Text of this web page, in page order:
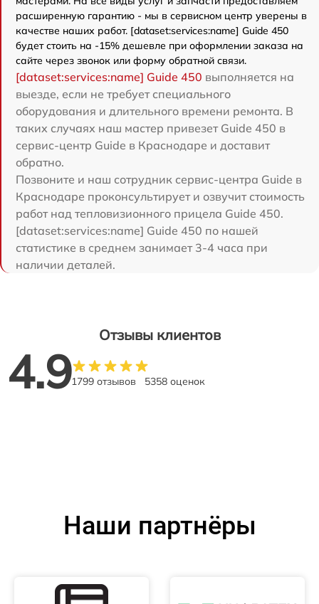
расширенную гарантию - мы в сервисном центр уверены в
качестве наших работ. [dataset:services:name] Guide 450
будет стоить на -15% дешевле при оформлении заказа на
сайте через звонок или форму обратной связи.
[dataset:services:name] Guide 450 выполняется на
выезде, если не требует специального
оборудования и длительного времени ремонта. В
таких случаях наш мастер привезет Guide 450 в
сервис-центр Guide в Краснодаре и доставит
обратно.
Позвоните и наш сотрудник сервис-центра Guide в
Краснодаре проконсультирует и озвучит стоимость
работ над тепловизионного прицела Guide 450.
[dataset:services:name] Guide 450 по нашей
статистике в среднем занимает 3-4 часа при
наличии деталей.
Отзывы клиентов
4.91799 отзывов 5358 оценок
Наши партнёры